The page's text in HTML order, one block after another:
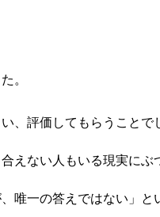
。
、評価してもらうことで
えない人もいる現実に
唯一の答えではない」と